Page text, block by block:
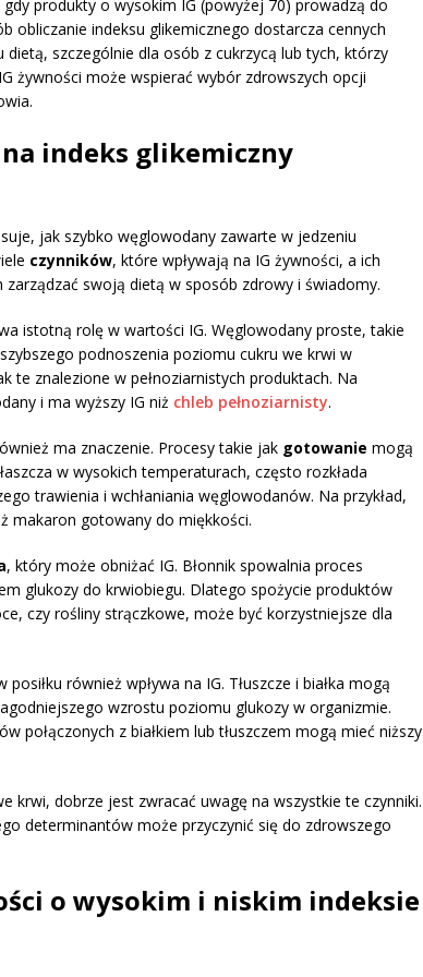
produkty o wysokim IG (powyżej 70) prowadzą do
obliczanie indeksu glikemicznego dostarcza cennych
szczególnie dla osób z cukrzycą lub tych, którzy
żywności może wspierać wybór zdrowszych opcji
indeks glikemiczny
jak szybko węglowodany zawarte w jedzeniu
czynników, które wpływają na IG żywności, a ich
swoją dietą w sposób zdrowy i świadomy.
istotną rolę w wartości IG. Węglowodany proste, takie
podnoszenia poziomu cukru we krwi w
te znalezione w pełnoziarnistych produktach. Na
i ma wyższy IG niż chleb pełnoziarnisty.
ma znaczenie. Procesy takie jak gotowanie mogą
w wysokich temperaturach, często rozkłada
trawienia i wchłaniania węglowodanów. Na przykład,
makaron gotowany do miękkości.
, który może obniżać IG. Błonnik spowalnia proces
glukozy do krwiobiegu. Dlatego spożycie produktów
czy rośliny strączkowe, może być korzystniejsze dla
również wpływa na IG. Tłuszcze i białka mogą
wzrostu poziomu glukozy w organizmie.
połączonych z białkiem lub tłuszczem mogą mieć niższy
krwi, dobrze jest zwracać uwagę na wszystkie te czynniki.
determinantów może przyczynić się do zdrowszego
o wysokim i niskim indeksie